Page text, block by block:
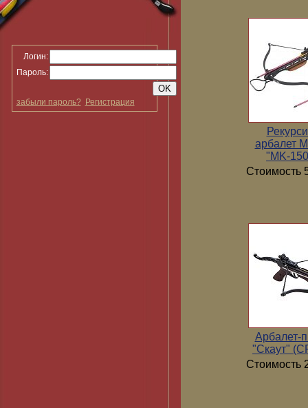
Логин:
Пароль:
забыли пароль? Регистрация
арбалет
"MK-
Стоимость
Арбалет-
"Скаут"
Стоимость